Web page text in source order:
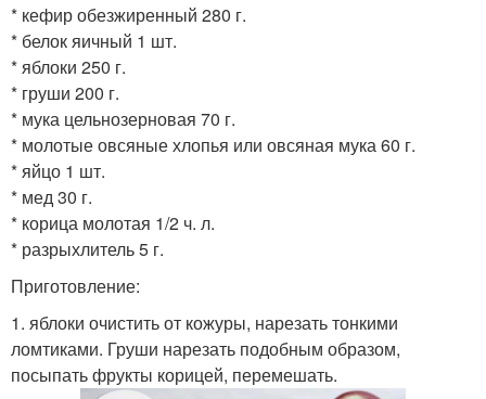
* кефир обезжиренный 280 г.
* белок яичный 1 шт.
* яблоки 250 г.
* груши 200 г.
* мука цельнозерновая 70 г.
* молотые овсяные хлопья или овсяная мука 60 г.
* яйцо 1 шт.
* мед 30 г.
* корица молотая 1/2 ч. л.
* разрыхлитель 5 г.
Приготовление:
1. яблоки очистить от кожуры, нарезать тонкими
ломтиками. Груши нарезать подобным образом,
посыпать фрукты корицей, перемешать.